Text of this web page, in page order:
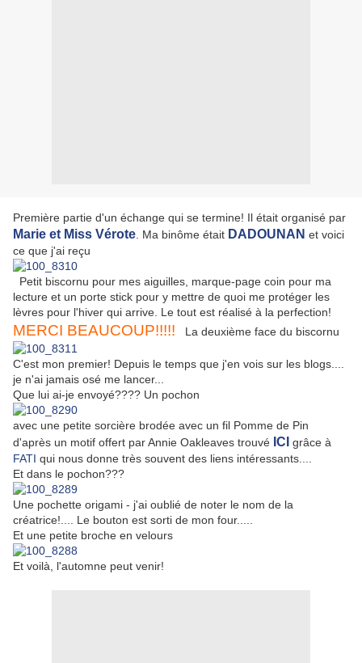
Première partie d'un échange qui se termine! Il était organisé par
Marie et Miss Vérote . Ma binôme était DADOUNAN et voici
ce que j'ai reçu
Petit biscornu pour mes aiguilles, marque-page coin pour ma
lecture et un porte stick pour y mettre de quoi me protéger les
lèvres pour l'hiver qui arrive. Le tout est réalisé à la perfection!
MERCI BEAUCOUP!!!!! La deuxième face du biscornu
C'est mon premier! Depuis le temps que j'en vois sur les blogs....
je n'ai jamais osé me lancer...
Que lui ai-je envoyé???? Un pochon
avec une petite sorcière brodée avec un fil Pomme de Pin
d'après un motif offert par Annie Oakleaves trouvé ICI grâce à
FATI qui nous donne très souvent des liens intéressants....
Et dans le pochon???
Une pochette origami - j'ai oublié de noter le nom de la
créatrice!.... Le bouton est sorti de mon four.....
Et une petite broche en velours
Et voilà, l'automne peut venir!